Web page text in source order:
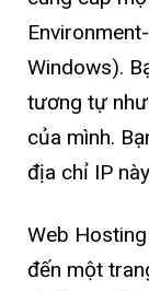
Windows).
tương tự
của mình.
địa chỉ IP
Web
đến một